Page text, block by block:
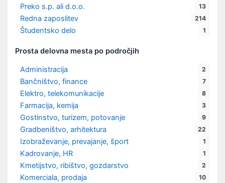
Preko s.p. ali d.o.o. 13
Redna zaposlitev 214
Študentsko delo 1
Prosta delovna mesta po področjih
Administracija 2
Bančništvo, finance 7
Elektro, telekomunikacije 8
Farmacija, kemija 3
Gostinstvo, turizem, potovanje 9
Gradbeništvo, arhitektura 22
Izobraževanje, prevajanje, šport 1
Kadrovanje, HR 1
Kmetijstvo, ribištvo, gozdarstvo 2
Komerciala, prodaja 10